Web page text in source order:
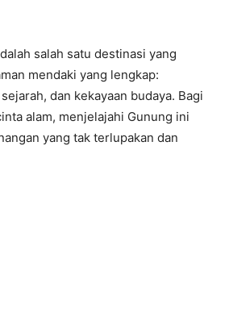
salah satu destinasi yang
mendaki yang lengkap:
dan kekayaan budaya. Bagi
alam, menjelajahi Gunung ini
yang tak terlupakan dan